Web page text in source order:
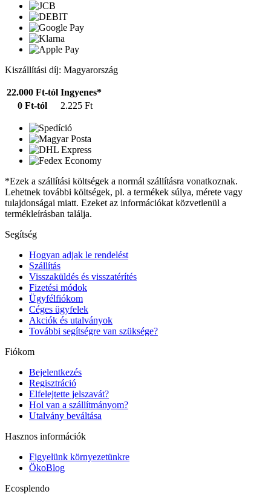
Kiszállítási díj: Magyarország
22.000 Ft-tól Ingyenes*
0 Ft-tól
2.225 Ft
*Ezek a szállítási költségek a normál szállításra vonatkoznak.
Lehetnek további költségek, pl. a termékek súlya, mérete vagy
tulajdonságai miatt. Ezeket az információkat közvetlenül a
termékleírásban találja.
Segítség
Hogyan adjak le rendelést
Szállítás
Visszaküldés és visszatérítés
Fizetési módok
Ügyfélfiókom
Céges ügyfelek
Akciók és utalványok
További segítségre van szüksége?
Fiókom
Bejelentkezés
Regisztráció
Elfelejtette jelszavát?
Hol van a szállítmányom?
Utalvány beváltása
Hasznos információk
Figyelünk környezetünkre
ÖkoBlog
Ecosplendo